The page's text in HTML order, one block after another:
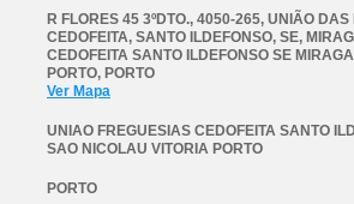
R FLORES 45 3ºDTO., 4050-265, UNIÃO
CEDOFEITA, SANTO ILDEFONSO, SE,
CEDOFEITA SANTO ILDEFONSO SE
PORTO, PORTO
Ver Mapa
UNIAO FREGUESIAS CEDOFEITA SANTO
SAO NICOLAU VITORIA PORTO
PORTO